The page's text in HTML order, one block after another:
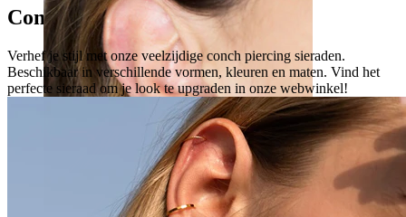
Conch piercing sieraden
Verhef je stijl met onze veelzijdige conch piercing sieraden.
Beschikbaar in verschillende vormen, kleuren en maten. Vind het
perfecte sieraad om je look te upgraden in onze webwinkel!